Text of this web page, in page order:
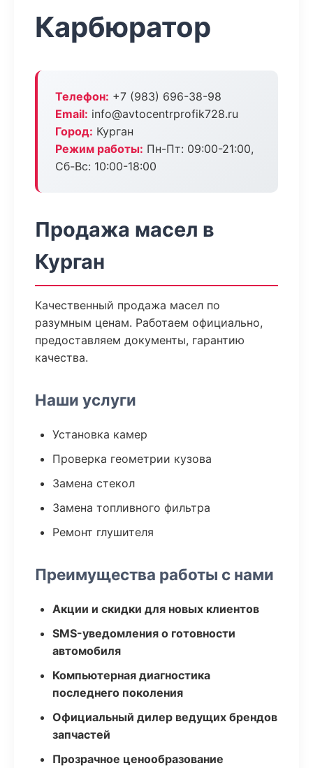
Карбюратор
Телефон: +7 (983) 696-38-98
Email: info@avtocentrprofik728.ru
Город: Курган
Режим работы: Пн-Пт: 09:00-21:00,
Сб-Вс: 10:00-18:00
Продажа масел в
Курган
Качественный продажа масел по
разумным ценам. Работаем официально,
предоставляем документы, гарантию
качества.
Наши услуги
Установка камер
Проверка геометрии кузова
Замена стекол
Замена топливного фильтра
Ремонт глушителя
Преимущества работы с нами
Акции и скидки для новых клиентов
SMS-уведомления о готовности
автомобиля
Компьютерная диагностика
последнего поколения
Официальный дилер ведущих брендов
запчастей
Прозрачное ценообразование